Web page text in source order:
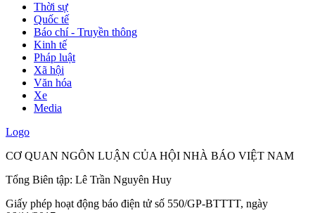
Thời sự
Quốc tế
Báo chí - Truyền thông
Kinh tế
Pháp luật
Xã hội
Văn hóa
Xe
Media
Logo
CƠ QUAN NGÔN LUẬN CỦA HỘI NHÀ BÁO VIỆT NAM
Tổng Biên tập: Lê Trần Nguyên Huy
Giấy phép hoạt động báo điện tử số 550/GP-BTTTT, ngày